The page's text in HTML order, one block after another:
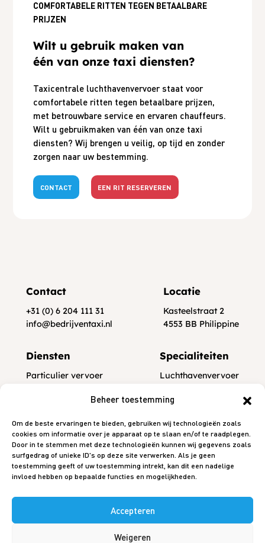
Beheer toestemming
Om de beste ervaringen te bieden, gebruiken wij technologieën zoals
cookies om informatie over je apparaat op te slaan en/of te raadplegen.
Door in te stemmen met deze technologieën kunnen wij gegevens zoals
surfgedrag of unieke ID's op deze site verwerken. Als je geen
toestemming geeft of uw toestemming intrekt, kan dit een nadelige
invloed hebben op bepaalde functies en mogelijkheden.
Accepteren
Weigeren
COMFORTABELE RITTEN TEGEN BETAALBARE
PRIJZEN
Wilt u gebruik maken van
één van onze taxi diensten?
Taxicentrale luchthavenvervoer staat voor
comfortabele ritten tegen betaalbare prijzen,
met betrouwbare service en ervaren chauffeurs.
Wilt u gebruikmaken van één van onze taxi
diensten? Wij brengen u veilig, op tijd en zonder
zorgen naar uw bestemming.
CONTACT EEN RIT RESERVEREN
Contact
+31 (0) 6 204 111 31
info@bedrijventaxi.nl
Locatie
Kasteelstraat 2
4553 BB Philippine
Diensten
Particulier vervoer
Specialiteiten
Luchthavenvervoer
Informatie
Een rit reserveren
Over ons
© 2026 Taxicentrale Luchthavenvervoer